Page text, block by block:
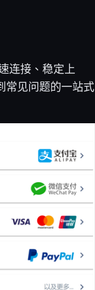
连接、稳定上
常见问题的一站式